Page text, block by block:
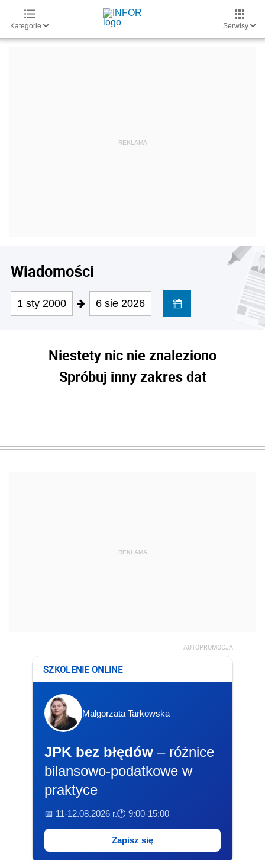
Kategorie Serwisy
Wiadomości
1 sty 2000 6 sie 2026
Niestety nic nie znaleziono
Spróbuj inny zakres dat
REKLAMA
AUTOPROMOCJA
SZKOLENIE ONLINE
Małgorzata Tarkowska
JPK bez błędów – różnice
bilansowo-podatkowe w
praktyce
📅 11-12.08.2026 r.🕐 9:00-15:00
Zapisz się